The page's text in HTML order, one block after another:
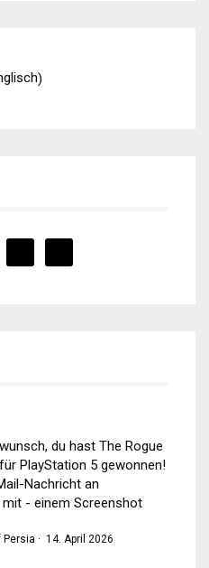
)
du hast The Rogue
PlayStation 5 gewonnen!
Nachricht an
- einem Screenshot
Persia · 14. April 2026